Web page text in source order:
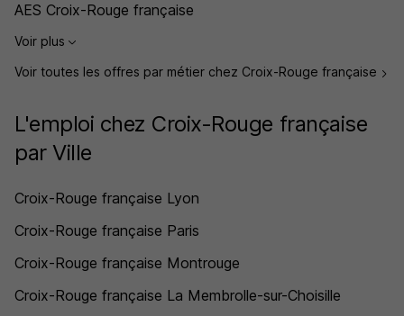
AES Croix-Rouge française
Voir plus
Voir toutes les offres par métier chez Croix-Rouge française
L'emploi chez Croix-Rouge française
par Ville
Croix-Rouge française Lyon
Croix-Rouge française Paris
Croix-Rouge française Montrouge
Croix-Rouge française La Membrolle-sur-Choisille